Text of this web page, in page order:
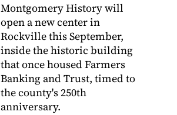
Montgomery History will
open a new center in
Rockville this September,
inside the historic building
that once housed Farmers
Banking and Trust, timed to
the county's 250th
anniversary.